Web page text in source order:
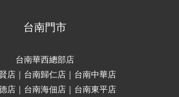
台南門市
台南華西總部店
店｜台南歸仁店｜台南中華店
店｜台南海佃店｜台南東平店